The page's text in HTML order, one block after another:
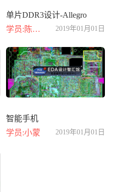
单片DDR3设计-Allegro
学员:陈小龙
2019年01月01日
智能手机
学员:小蒙
2019年01月01日